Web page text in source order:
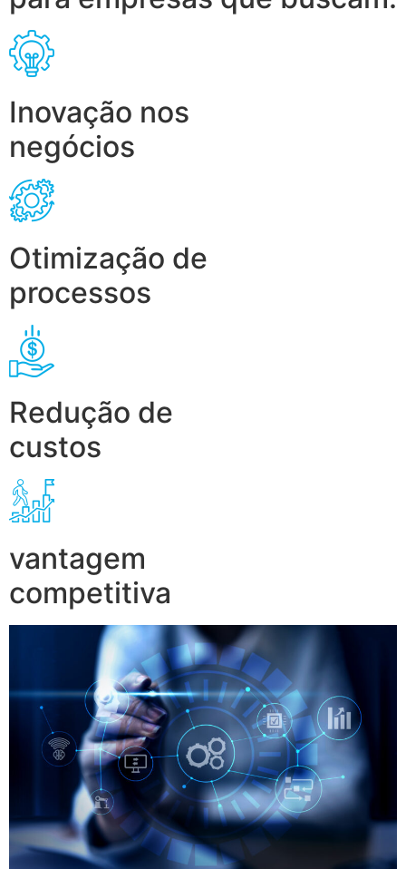
Inovação nos
negócios
Otimização de
processos
Redução de
custos
vantagem
competitiva